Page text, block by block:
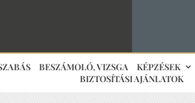
BESZÁMOLÓ, VIZSGA KÉPZÉSEK
BIZTOSÍTÁSI AJÁNLATOK